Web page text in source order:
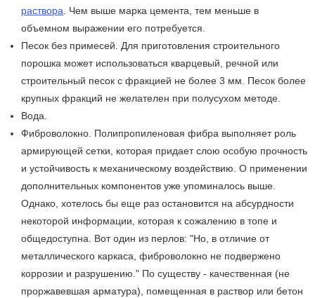
раствора . Чем выше марка цемента, тем меньше в
объемном выражении его потребуется.
Песок без примесей. Для приготовления строительного
порошка может использоваться кварцевый, речной или
строительный песок с фракцией не более 3 мм. Песок более
крупных фракций не желателен при полусухом методе.
Вода.
Фиброволокно. Полипропиленовая фибра выполняет роль
армирующей сетки, которая придает слою особую прочность
и устойчивость к механическому воздействию. О применении
дополнительных компонентов уже упоминалось выше.
Однако, хотелось бы еще раз остановится на абсурдности
некоторой информации, которая к сожалению в топе и
общедоступна. Вот один из перлов: "Но, в отличие от
металлического каркаса, фиброволокно не подвержено
коррозии и разрушению." По существу - качественная (не
проржавевшая арматура), помещенная в раствор или бетон